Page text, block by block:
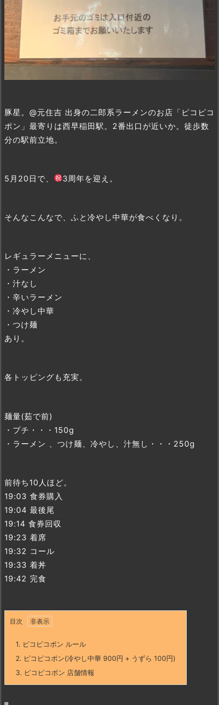
豚星。@元住吉 出身の二郎系ラーメンのお店「ピコピコ
ポン」最寄りは西早稲田駅。2番出口が近いか。徒歩数
分の駅前立地。
5月20日で、 3周年を迎え。
そんなこんなで、ふと冷やし中華が食べくなり。
レギュラーメニューに、
・ラーメン
・汁なし
・辛いラーメン
・冷やし中華
・つけ麺
あり。
各トッピングも充実。
麺量(茹で前)
・プチ・・・150g
・ラーメン 、つけ麺、冷やし、汁無し・・・250g
前待ち10人ほど。
19:03 食券購入
19:04 最後尾
19:14 食券回収
19:23 着席
19:32 コール
19:33 着丼
19:42 完食
目次
1. ピコピコポン ルール
2. ピコピコポン(冷やし中華 900円 + うずら 100円)
3. ピコピコポン 店舗情報